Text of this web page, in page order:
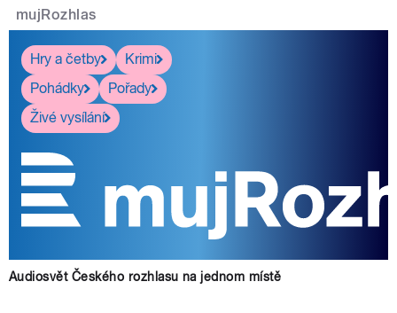
mujRozhlas
Hry a četby
Krimi
Pohádky
Pořady
Živé vysílání
Audiosvět Českého rozhlasu na jednom místě